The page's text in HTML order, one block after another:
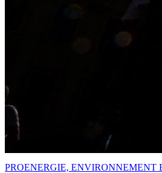
PROENERGIE, ENVIRONNEMENT